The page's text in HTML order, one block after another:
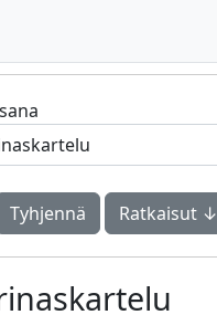
Tyhjennä Ratkaisut ↓